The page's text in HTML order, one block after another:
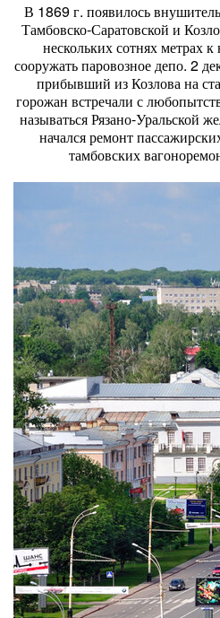
В 1869 г. появилось
Тамбовско-Саратовской и
нескольких сотнях метрах
сооружать паровозное депо. 2
прибывший из Козлова на
горожан встречали с
называться Рязано-Уральской
начался ремонт
тамбовских